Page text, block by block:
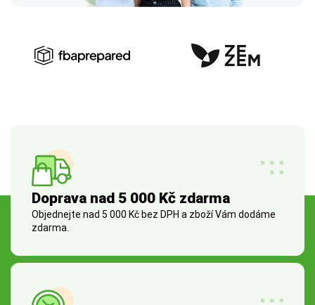
Doprava nad 5 000 Kč zdarma
Objednejte nad 5 000 Kč bez DPH a zboží Vám dodáme
zdarma.